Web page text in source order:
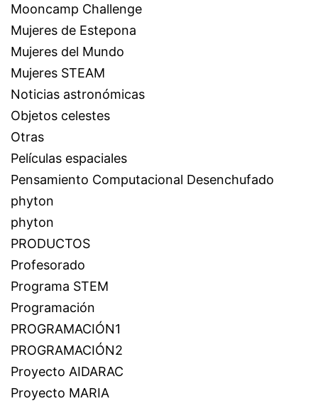
Mooncamp Challenge
Mujeres de Estepona
Mujeres del Mundo
Mujeres STEAM
Noticias astronómicas
Objetos celestes
Otras
Películas espaciales
Pensamiento Computacional Desenchufado
phyton
phyton
PRODUCTOS
Profesorado
Programa STEM
Programación
PROGRAMACIÓN1
PROGRAMACIÓN2
Proyecto AIDARAC
Proyecto MARIA